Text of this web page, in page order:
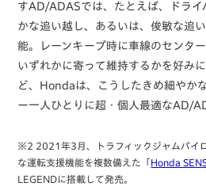
すAD/ADASでは、たとえば、ドライ
かな追い越し、あるいは、俊敏な追
能。レーンキープ時に車線のセンタ
いずれかに寄って維持するかを好み
ど、Hondaは、こうしたきめ細やか
ー一人ひとりに超・個人最適なAD/
※2 2021年3月、トラフィックジャムパイ
な運転支援機能を複数備えた「 Honda
LEGENDに搭載して発売。